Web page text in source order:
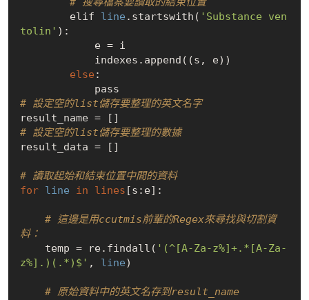
        elif
line .startswith( 'Substance ven
tolin' ):
else :
# 設定空的list儲存要整理的英文名字
# 設定空的list儲存要整理的數據
result_data = []
# 讀取起始和結束位置中間的資料
for line in lines [s:e]:
# 這邊是用ccutmis前輩的Regex來尋找與切割資
料：
    temp = re.findall(
'(^[A-Za-z%]+.*[A-Za-
z%].)(.*)$' , line)
# 原始資料中的英文名存到result_name